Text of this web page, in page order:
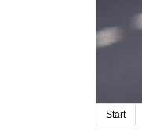
Start